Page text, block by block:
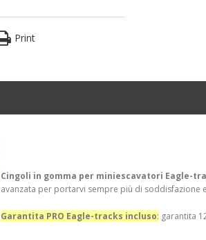
Print
Cingoli in gomma per miniescavatori Eagle-
avanzata per portarvi sempre più di soddisfazione
Garantita PRO Eagle-tracks incluso: garantita